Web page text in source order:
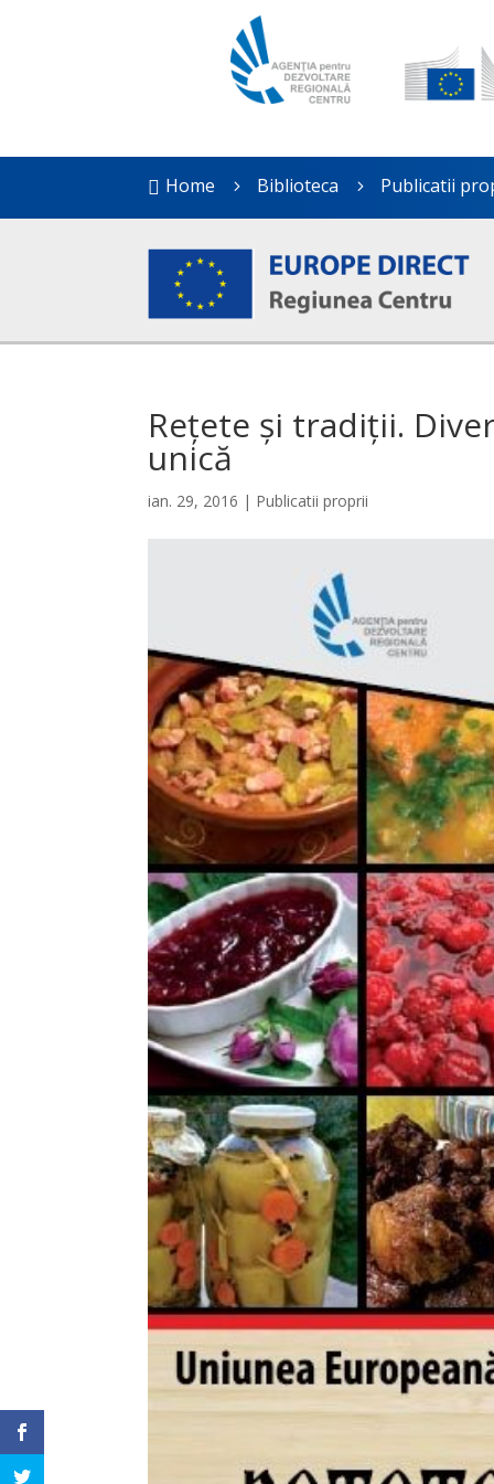
 Home 5 Biblioteca 5 Publicatii
Rețete și tradiții.
unică
ian. 29, 2016 | Publicatii proprii